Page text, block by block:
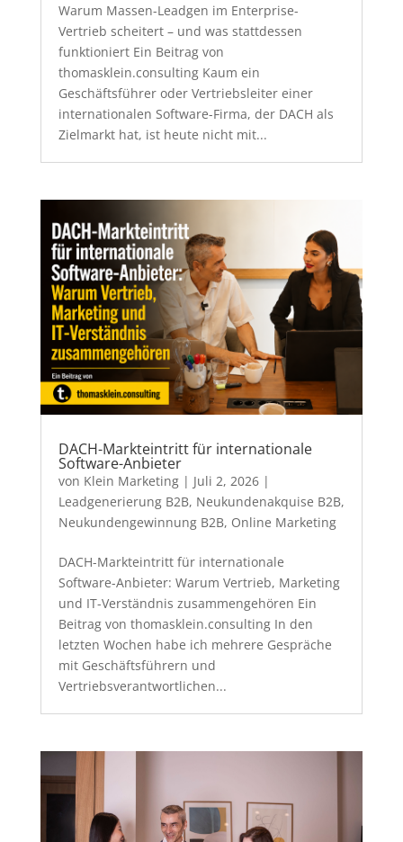
Warum Massen-Leadgen im Enterprise-
Vertrieb scheitert – und was stattdessen
funktioniert Ein Beitrag von
thomasklein.consulting Kaum ein
Geschäftsführer oder Vertriebsleiter einer
internationalen Software-Firma, der DACH als
Zielmarkt hat, ist heute nicht mit...
DACH-Markteintritt für internationale
Software-Anbieter
von Klein Marketing| Juli 2, 2026|
Leadgenerierung B2B, Neukundenakquise B2B,
Neukundengewinnung B2B, Online Marketing
DACH-Markteintritt für internationale
Software-Anbieter: Warum Vertrieb, Marketing
und IT-Verständnis zusammengehören Ein
Beitrag von thomasklein.consulting In den
letzten Wochen habe ich mehrere Gespräche
mit Geschäftsführern und
Vertriebsverantwortlichen...